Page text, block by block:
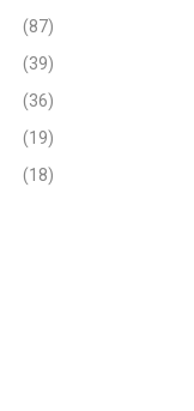
(87)
(39)
(36)
(19)
(18)